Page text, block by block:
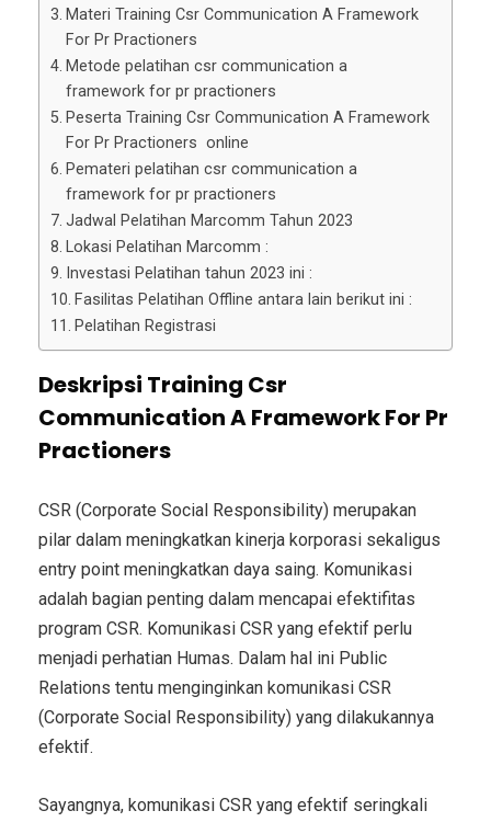
Materi Training Csr Communication A Framework
For Pr Practioners
Metode pelatihan csr communication a
framework for pr practioners
Peserta Training Csr Communication A Framework
For Pr Practioners online
Pemateri pelatihan csr communication a
framework for pr practioners
Jadwal Pelatihan Marcomm Tahun 2023
Lokasi Pelatihan Marcomm :
Investasi Pelatihan tahun 2023 ini :
Fasilitas Pelatihan Offline antara lain berikut ini :
Pelatihan Registrasi
Deskripsi Training Csr
Communication A Framework For Pr
Practioners
CSR (Corporate Social Responsibility) merupakan
pilar dalam meningkatkan kinerja korporasi sekaligus
entry point meningkatkan daya saing. Komunikasi
adalah bagian penting dalam mencapai efektifitas
program CSR. Komunikasi CSR yang efektif perlu
menjadi perhatian Humas. Dalam hal ini Public
Relations tentu menginginkan komunikasi CSR
(Corporate Social Responsibility) yang dilakukannya
efektif.
Sayangnya, komunikasi CSR yang efektif seringkali